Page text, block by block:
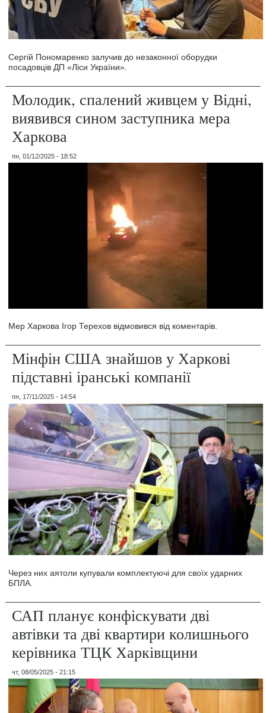
Сергій Пономаренко залучив до незаконної оборудки
посадовців ДП «Ліси України».
Молодик, спалений живцем у Відні,
виявився сином заступника мера
Харкова
пн, 01/12/2025 - 18:52
Мер Харкова Ігор Терехов відмовився від коментарів.
Мінфін США знайшов у Харкові
підставні іранські компанії
пн, 17/11/2025 - 14:54
Через них аятоли купували комплектуючі для своїх ударних
БПЛА.
САП планує конфіскувати дві
автівки та дві квартири колишнього
керівника ТЦК Харківщини
чт, 08/05/2025 - 21:15